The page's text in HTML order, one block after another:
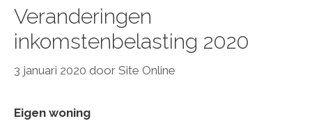
Veranderingen
inkomstenbelasting 2020
3 januari 2020 door Site Online
Eigen woning